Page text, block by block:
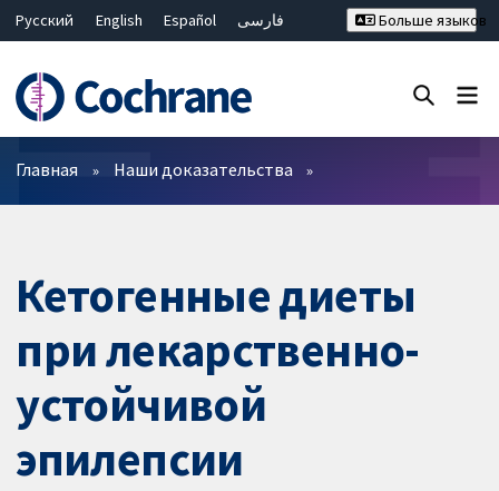
Русский English Español
فارسی
Bahasa Malaysia
ไทย
繁體中文
简体中文
Больше языков
Фильтры
Главная Наши доказательства
Кетогенные диеты
при лекарственно-
устойчивой
эпилепсии